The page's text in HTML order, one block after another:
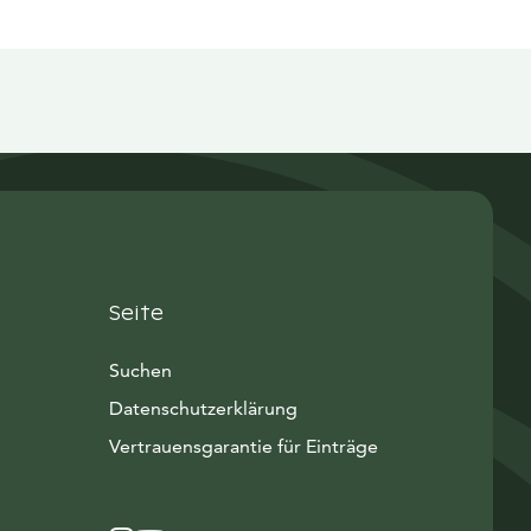
Seite
Suchen
Datenschutzerklärung
Vertrauensgarantie für Einträge